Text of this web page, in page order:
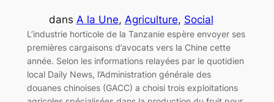
dans A la Une, Agriculture, Social
L’industrie horticole de la Tanzanie espère envoyer ses
premières cargaisons d’avocats vers la Chine cette
année. Selon les informations relayées par le quotidien
local Daily News, l’Administration générale des
douanes chinoises (GACC) a choisi trois exploitations